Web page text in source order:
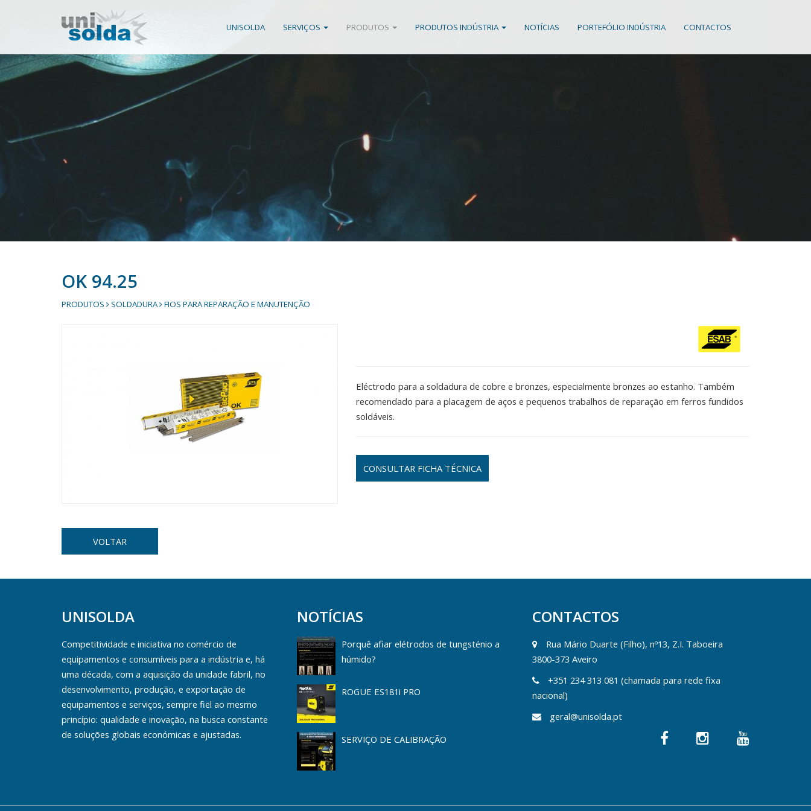
UNISOLDA SERVIÇOS PRODUTOS PRODUTOS INDÚSTRIA NOTÍCIAS PORTEFÓLIO INDÚSTRIA CONTACTOS
OK 94.25
PRODUTOS SOLDADURA FIOS PARA REPARAÇÃO E MANUTENÇÃO
Eléctrodo para a soldadura de cobre e bronzes, especialmente bronzes ao estanho. Também
recomendado para a placagem de aços e pequenos trabalhos de reparação em ferros fundidos
soldáveis.
CONSULTAR FICHA TÉCNICA
VOLTAR
UNISOLDA
Competitividade e iniciativa no comércio de
equipamentos e consumíveis para a indústria e, há
uma década, com a aquisição da unidade fabril, no
desenvolvimento, produção, e exportação de
equipamentos e serviços, sempre fiel ao mesmo
princípio: qualidade e inovação, na busca constante
de soluções globais económicas e ajustadas.
NOTÍCIAS
Porquê afiar elétrodos de tungsténio a
húmido?
ROGUE ES181i PRO
SERVIÇO DE CALIBRAÇÃO
CONTACTOS
Rua Mário Duarte (Filho), nº13, Z.I. Taboeira
3800-373 Aveiro
+351 234 313 081 (chamada para rede fixa
nacional)
geral@unisolda.pt